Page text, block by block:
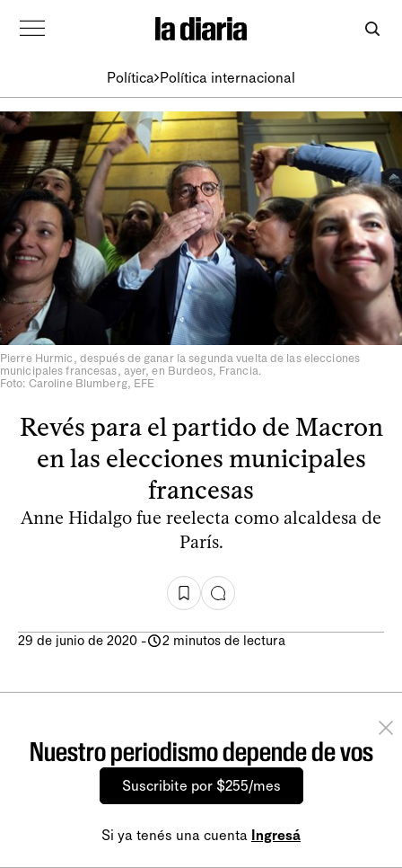
Política Política internacional
Pierre Hurmic, después de ganar la segunda vuelta de las elecciones
municipales francesas, ayer, en Burdeos, Francia.
Foto: Caroline Blumberg, EFE
Revés para el partido de Macron
en las elecciones municipales
francesas
Anne Hidalgo fue reelecta como alcaldesa de
París.
29 de junio de 2020 - 2 minutos de lectura
Nuestro periodismo depende de vos
Suscribite por $255/mes
Si ya tenés una cuenta Ingresá